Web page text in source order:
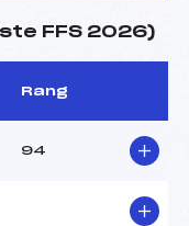
FFS 2026)
Rang
94